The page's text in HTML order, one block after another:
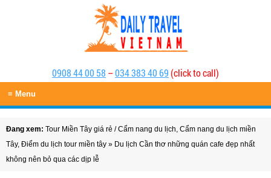
0908 44 00 58 –034 383 40 69 (click to call)
≡ Menu
Đang xem: Tour Miền Tây giá rẻ /Cẩm nang du lịch, Cẩm nang du lịch miền
Tây, Điểm du lịch tour miền tây » Du lịch Cần thơ những quán cafe đẹp nhất
không nên bỏ qua các dịp lễ